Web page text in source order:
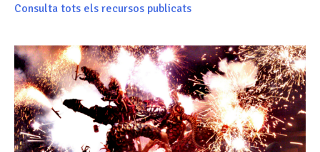
Consulta tots els recursos publicats